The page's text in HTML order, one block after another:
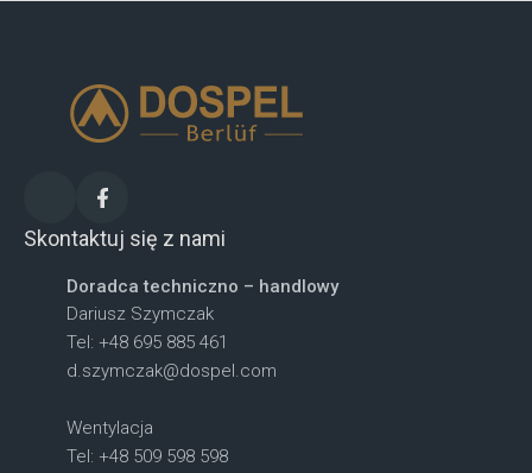
Skontaktuj się z nami
Doradca techniczno – handlowy
Dariusz Szymczak
Tel: +48 695 885 461
d.szymczak@dospel.com
Wentylacja
Tel: +48 509 598 598